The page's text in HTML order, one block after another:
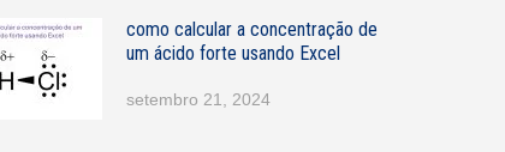
como calcular a concentração de
um ácido forte usando Excel
setembro 21, 2024